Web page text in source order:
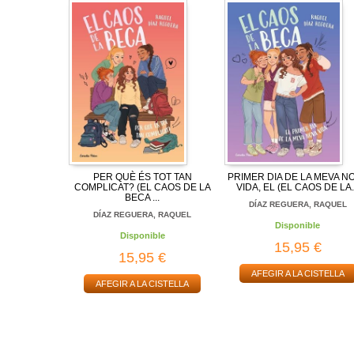
PER QUÈ ÉS TOT TAN
COMPLICAT? (EL CAOS DE LA
BECA ...
DÍAZ REGUERA, RAQUEL
Disponible
15,95 €
AFEGIR A LA CISTELLA
PRIMER DIA DE LA MEVA
VIDA, EL (EL CAOS DE
DÍAZ REGUERA, RAQUEL
Disponible
15,95 €
AFEGIR A LA CISTELLA